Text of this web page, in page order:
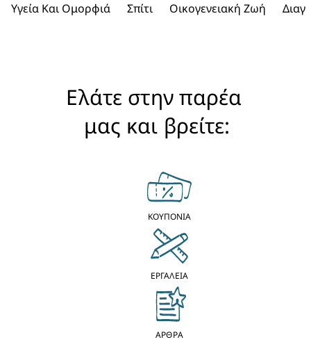
Υγεία Και Ομορφιά Σπίτι Οικογενειακή Ζωή
Ελάτε στην παρέα
μας και βρείτε:
ΚΟΥΠΟΝΙΑ
ΕΡΓΑΛΕΙΑ
ΑΡΘΡΑ